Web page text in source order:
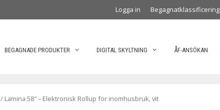
Logga in Begagnatklassificering
BEGAGNADE PRODUKTER DIGITAL SKYLTNING ÅF-ANSÖKAN
/ Lamina 58″ – Elektronisk Rollup för inomhusbruk, vit